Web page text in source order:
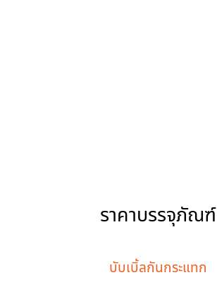
ราคาบรรจุภัณฑ์
บับเบิ้ลกันกระแทก